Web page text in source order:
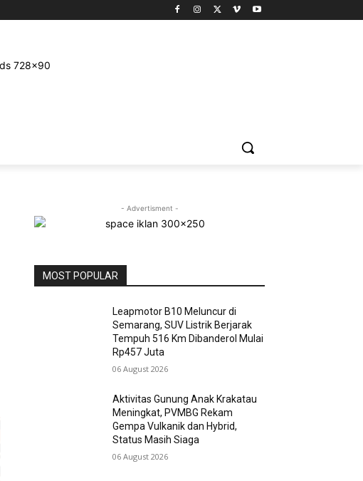
- Advertisment -
MOST POPULAR
Leapmotor B10 Meluncur di
Semarang, SUV Listrik Berjarak
Tempuh 516 Km Dibanderol Mulai
Rp457 Juta
06 August 2026
Aktivitas Gunung Anak Krakatau
Meningkat, PVMBG Rekam
Gempa Vulkanik dan Hybrid,
Status Masih Siaga
06 August 2026